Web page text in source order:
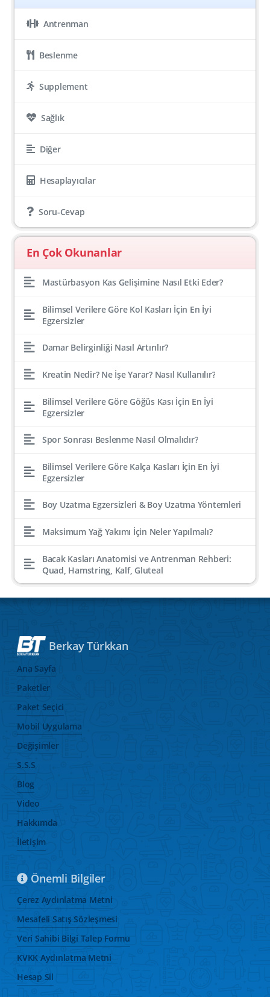
Antrenman
Beslenme
Supplement
Sağlık
Diğer
Hesaplayıcılar
Soru-Cevap
En Çok Okunanlar
Mastürbasyon Kas Gelişimine Nasıl Etki Eder?
Bilimsel Verilere Göre Kol Kasları İçin En İyi
Egzersizler
Damar Belirginliği Nasıl Artırılır?
Kreatin Nedir? Ne İşe Yarar? Nasıl Kullanılır?
Bilimsel Verilere Göre Göğüs Kası İçin En İyi
Egzersizler
Spor Sonrası Beslenme Nasıl Olmalıdır?
Bilimsel Verilere Göre Kalça Kasları İçin En İyi
Egzersizler
Boy Uzatma Egzersizleri & Boy Uzatma Yöntemleri
Maksimum Yağ Yakımı İçin Neler Yapılmalı?
Bacak Kasları Anatomisi ve Antrenman Rehberi:
Quad, Hamstring, Kalf, Gluteal
Berkay Türkkan
Ana Sayfa
Paketler
Paket Seçici
Mobil Uygulama
Değişimler
S.S.S
Blog
Video
Hakkımda
İletişim
Önemli Bilgiler
Çerez Aydınlatma Metni
Mesafeli Satış Sözleşmesi
Veri Sahibi Bilgi Talep Formu
KVKK Aydınlatma Metni
Hesap Sil